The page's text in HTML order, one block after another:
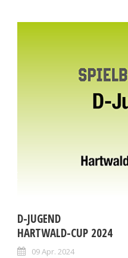
D-JUGEND
HARTWALD-CUP 2024
09 Apr. 2024